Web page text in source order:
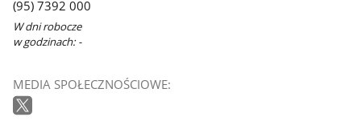
(95) 7392 000
W dni robocze
w godzinach: -
MEDIA SPOŁECZNOŚCIOWE: